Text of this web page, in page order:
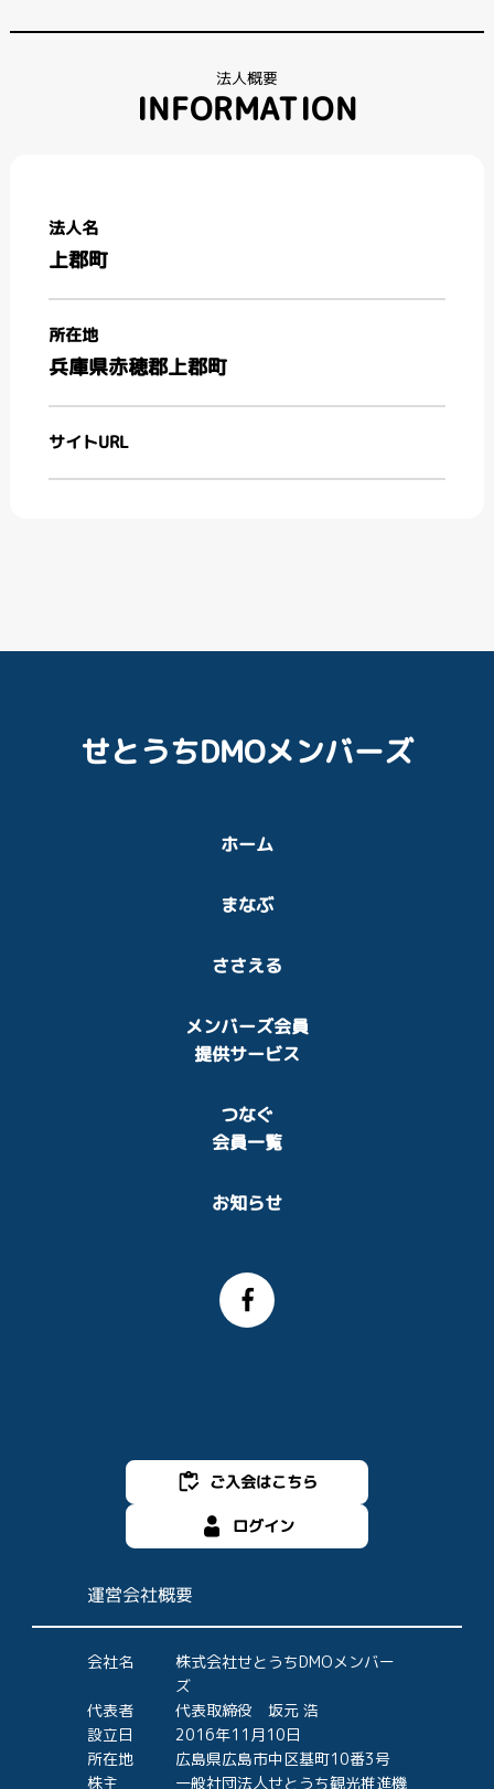
法人概要
INFORMATION
法人名
上郡町
所在地
兵庫県赤穂郡上郡町
サイトURL
せとうちDMOメンバーズ
ホーム
まなぶ
ささえる
メンバーズ会員
提供サービス
つなぐ
会員一覧
お知らせ
ご入会はこちら
ログイン
運営会社概要
会社名
株式会社せとうちDMOメンバー
ズ
代表者
代表取締役 坂元 浩
設立日
2016年11月10日
所在地
広島県広島市中区基町10番3号
株主
一般社団法人せとうち観光推進機